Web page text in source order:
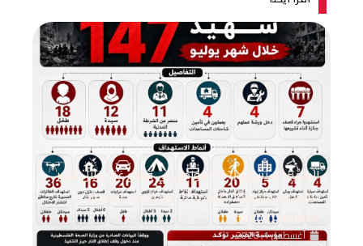
الضمير: استشهاد(147) مواطن في قطاع غزة خلال شهر
يوليو من بينهم 18 طفل و 12 سيدة جراء استمرار
استهداف المدنيين
أغسطس 1, 2026